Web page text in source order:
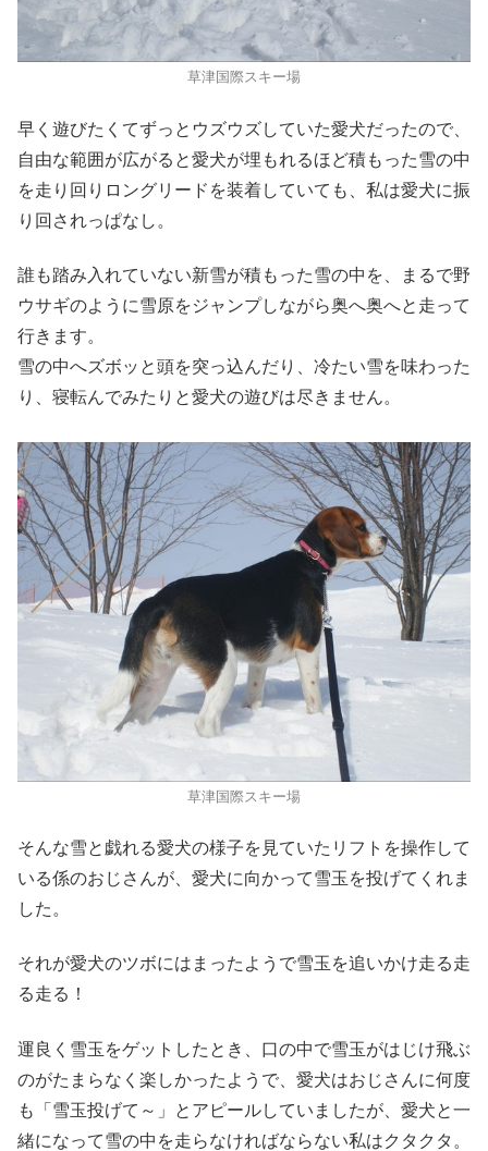
草津国際スキー場
早く遊びたくてずっとウズウズしていた愛犬だったので、
自由な範囲が広がると愛犬が埋もれるほど積もった雪の中
を走り回りロングリードを装着していても、私は愛犬に振
り回されっぱなし。
誰も踏み入れていない新雪が積もった雪の中を、まるで野
ウサギのように雪原をジャンプしながら奥へ奥へと走って
行きます。
雪の中へズボッと頭を突っ込んだり、冷たい雪を味わった
り、寝転んでみたりと愛犬の遊びは尽きません。
草津国際スキー場
そんな雪と戯れる愛犬の様子を見ていたリフトを操作して
いる係のおじさんが、愛犬に向かって雪玉を投げてくれま
した。
それが愛犬のツボにはまったようで雪玉を追いかけ走る走
る走る！
運良く雪玉をゲットしたとき、口の中で雪玉がはじけ飛ぶ
のがたまらなく楽しかったようで、愛犬はおじさんに何度
も「雪玉投げて～」とアピールしていましたが、愛犬と一
緒になって雪の中を走らなければならない私はクタクタ。